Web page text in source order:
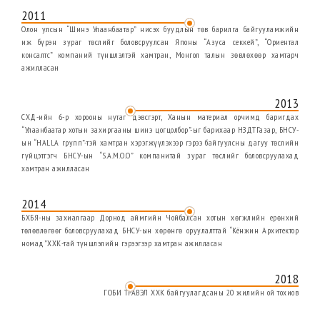
2011
Олон улсын “Шинэ Улаанбаатар” нисэх буудлын төв барилга байгууламжийн
иж бүрэн зураг төслийг боловсруулсан Японы “Азуса секкей”, “Ориентал
консалтс” компаний түншлэлтэй хамтран, Монгол талын зөвлөхөөр хамтарч
ажилласан
2013
СХД-ийн 6-р хорооны нутаг дэвсгэрт, Ханын материал орчимд баригдах
“Улаанбаатар хотын захиргааны шинэ цогцолбор”-ыг барихаар НЗДТГазар, БНСУ-
ын “HALLA групп”-тэй хамтран хэрэгжүүлэхээр гэрээ байгуулсны дагуу төслийн
гүйцэтгэгч БНСУ-ын “S.A.M.O.O” компанитай зураг төслийг боловсруулахад
хамтран ажилласан
2014
БХБЯ-ны захиалгаар Дорнод аймгийн Чойбалсан хотын хөгжлийн ерөнхий
төлөвлөгөөг боловсруулахад БНСУ-ын хөрөнгө оруулалттай “Кёнжин Архитектор
номад”ХХК-тай түншлэлийн гэрээгээр хамтран ажилласан
2018
ГОБИ ТРАВЭЛ ХХК байгуулагдсаны 20 жилийн ой тохиов